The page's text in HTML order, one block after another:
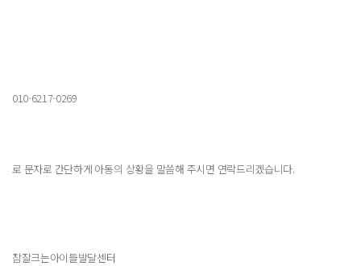
010-6217-0269
로 문자로 간단하게 아동의 상황을 말씀해 주시면 연락드리겠습니다.
참잘크는아이들발달센터